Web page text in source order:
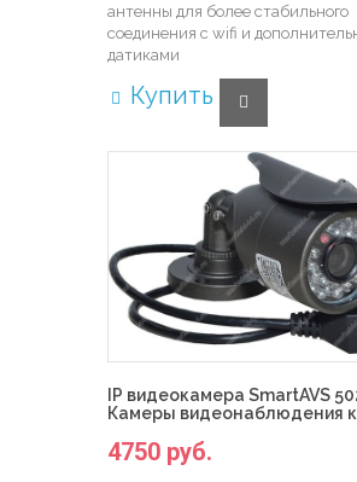
антенны для более стабильного
соединения с wifi и
датиками
Купить
IP видеокамера SmartAVS
Камеры видеонаблюдения
4750 руб.